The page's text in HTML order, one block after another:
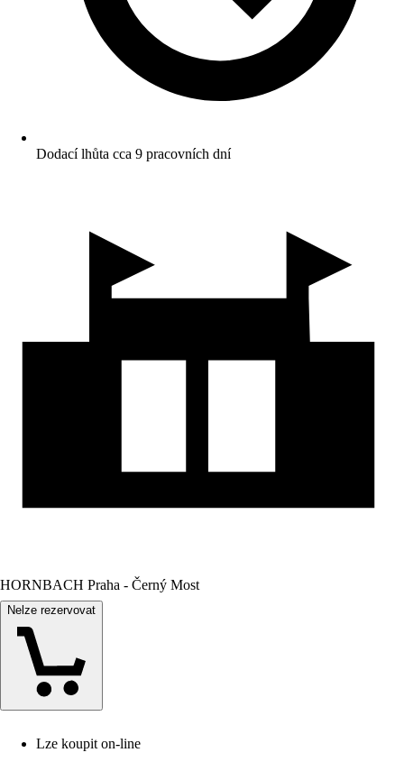
Dodací lhůta cca 9 pracovních dní
HORNBACH Praha - Černý Most
Nelze rezervovat
Lze koupit on-line